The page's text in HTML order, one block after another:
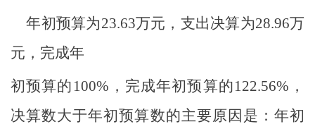
年初预算为23.63万元，支出决算为28.96万
元，完成年
初预算的 100% ，完成年初预算的122.56% ，
决算数大于年初预算数的主要原因是：年初